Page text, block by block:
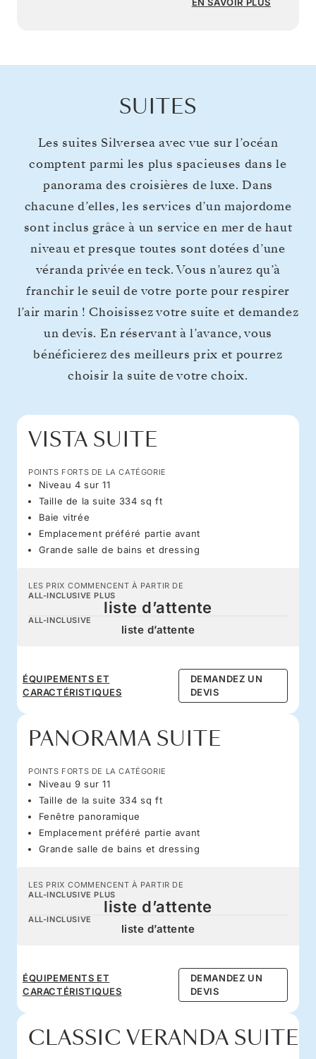
SUITES
Les suites Silversea avec vue sur l’océan
comptent parmi les plus spacieuses dans le
panorama des croisières de luxe. Dans
chacune d’elles, les services d’un majordome
sont inclus grâce à un service en mer de haut
niveau et presque toutes sont dotées d’une
véranda privée en teck. Vous n’aurez qu’à
franchir le seuil de votre porte pour respirer
l’air marin ! Choisissez votre suite et demandez
un devis. En réservant à l’avance, vous
bénéficierez des meilleurs prix et pourrez
choisir la suite de votre choix.
VISTA SUITE
POINTS FORTS DE LA CATÉGORIE
Niveau 4 sur 11
Taille de la suite 334 sq ft
Baie vitrée
Emplacement préféré partie avant
Grande salle de bains et dressing
LES PRIX COMMENCENT À PARTIR DE
ALL-INCLUSIVE PLUS
liste d’attente
ALL-INCLUSIVE
liste d’attente
ÉQUIPEMENTS ET
CARACTÉRISTIQUES
DEMANDEZ UN
DEVIS
PANORAMA SUITE
POINTS FORTS DE LA CATÉGORIE
Niveau 9 sur 11
Taille de la suite 334 sq ft
Fenêtre panoramique
Emplacement préféré partie avant
Grande salle de bains et dressing
LES PRIX COMMENCENT À PARTIR DE
ALL-INCLUSIVE PLUS
liste d’attente
ALL-INCLUSIVE
liste d’attente
ÉQUIPEMENTS ET
CARACTÉRISTIQUES
DEMANDEZ UN
DEVIS
CLASSIC VERANDA SUITE